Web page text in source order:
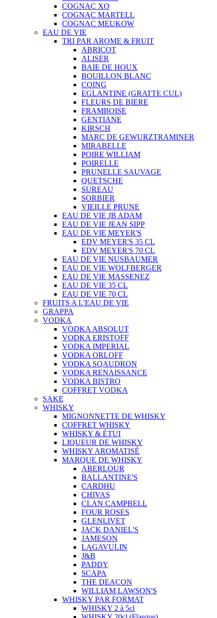
COGNAC XO
COGNAC MARTELL
COGNAC MEUKOW
EAU DE VIE
TRI PAR AROME & FRUIT
ABRICOT
ALISER
BAIE DE HOUX
BOUILLON BLANC
COING
EGLANTINE (GRATTE CUL)
FLEURS DE BIERE
FRAMBOISE
GENTIANE
KIRSCH
MARC DE GEWURZTRAMINER
MIRABELLE
POIRE WILLIAM
POIRELLE
PRUNELLE SAUVAGE
QUETSCHE
SUREAU
SORBIER
VIEILLE PRUNE
EAU DE VIE JB ADAM
EAU DE VIE JEAN SIPP
EAU DE VIE MEYER'S
EDV MEYER'S 35 CL
EDV MEYER'S 70 CL
EAU DE VIE NUSBAUMER
EAU DE VIE WOLFBERGER
EAU DE VIE MASSENEZ
EAU DE VIE 35 CL
EAU DE VIE 70 CL
FRUITS A L'EAU DE VIE
GRAPPA
VODKA
VODKA ABSOLUT
VODKA ERISTOFF
VODKA IMPERIAL
VODKA ORLOFF
VODKA SQAUDRON
VODKA RENAISSANCE
VODKA BISTRO
COFFRET VODKA
SAKE
WHISKY
MIGNONNETTE DE WHISKY
COFFRET WHISKY
WHISKY & ÉTUI
LIQUEUR DE WHISKY
WHISKY AROMATISÉ
MARQUE DE WHISKY
ABERLOUR
BALLANTINE'S
CARDHU
CHIVAS
CLAN CAMPBELL
FOUR ROSES
GLENLIVET
JACK DANIEL'S
JAMESON
LAGAVULIN
J&B
PADDY
SCAPA
THE DEACON
WILLIAM LAWSON'S
WHISKY PAR FORMAT
WHISKY 2 à 5cl